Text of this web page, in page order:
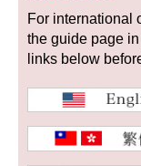
中古品
WEB限定
For international
the guide page
links below